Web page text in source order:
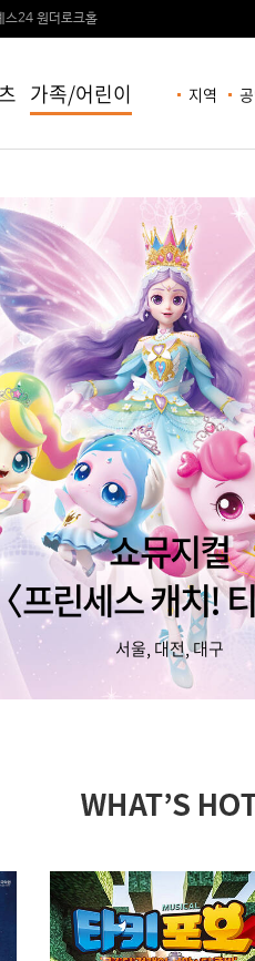
스24 원더로크홀
가족/어린이 지역
쇼뮤지컬
〈프린세스 캐치!
서울, 대전, 대구